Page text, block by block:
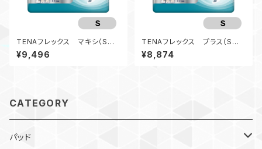
TENAフレックス マキシ（Sサ
イズ）（3袋入）
¥9,496
TENAフレックス プラス（Sサ
イズ）（3袋入）
¥8,874
CATEGORY
パッド